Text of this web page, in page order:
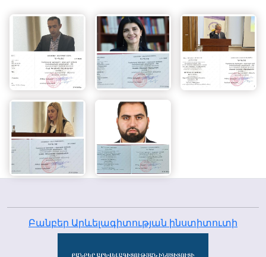
Բանբեր Արևելագիտության ինստիտուտի